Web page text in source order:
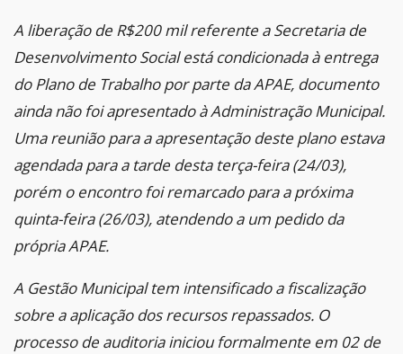
A liberação de R$200 mil referente a Secretaria de
Desenvolvimento Social está condicionada à entrega
do Plano de Trabalho por parte da APAE, documento
ainda não foi apresentado à Administração Municipal.
Uma reunião para a apresentação deste plano estava
agendada para a tarde desta terça-feira (24/03),
porém o encontro foi remarcado para a próxima
quinta-feira (26/03), atendendo a um pedido da
própria APAE.
A Gestão Municipal tem intensificado a fiscalização
sobre a aplicação dos recursos repassados. O
processo de auditoria iniciou formalmente em 02 de